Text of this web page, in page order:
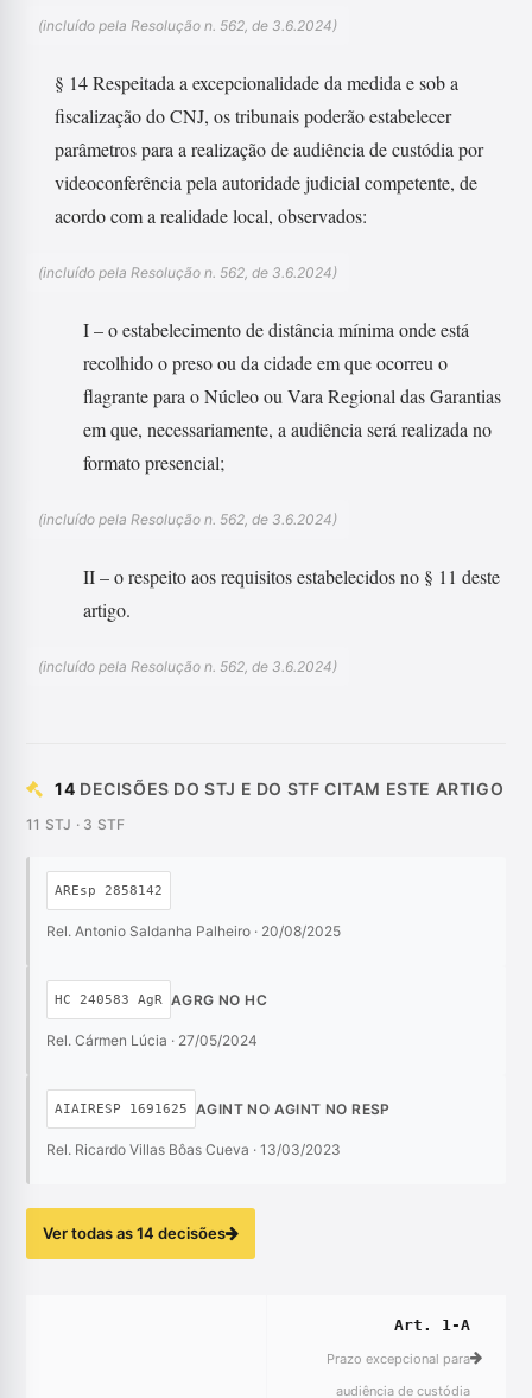
(incluído pela Resolução n. 562, de 3.6.2024)
§ 14 Respeitada a excepcionalidade da medida e sob a
fiscalização do CNJ, os tribunais poderão estabelecer
parâmetros para a realização de audiência de custódia por
videoconferência pela autoridade judicial competente, de
acordo com a realidade local, observados:
(incluído pela Resolução n. 562, de 3.6.2024)
I – o estabelecimento de distância mínima onde está
recolhido o preso ou da cidade em que ocorreu o
flagrante para o Núcleo ou Vara Regional das Garantias
em que, necessariamente, a audiência será realizada no
formato presencial;
(incluído pela Resolução n. 562, de 3.6.2024)
II – o respeito aos requisitos estabelecidos no § 11 deste
artigo.
(incluído pela Resolução n. 562, de 3.6.2024)
14 DECISÕES DO STJ E DO STF CITAM ESTE ARTIGO
11 STJ · 3 STF
AREsp 2858142
Rel. Antonio Saldanha Palheiro · 20/08/2025
HC 240583 AgR AGRG NO HC
Rel. Cármen Lúcia · 27/05/2024
AIAIRESP 1691625 AGINT NO AGINT NO RESP
Rel. Ricardo Villas Bôas Cueva · 13/03/2023
Ver todas as 14 decisões
Art. 1-A
Prazo excepcional para
audiência de custódia